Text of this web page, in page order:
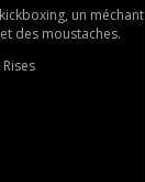
un méchant
des moustaches.